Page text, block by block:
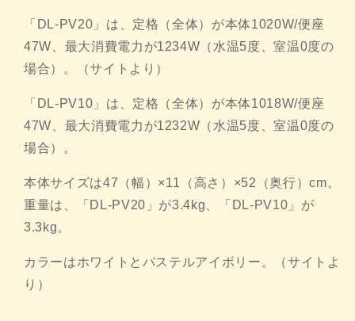
「DL-PV20」は、定格（全体）が本体1020W/便座
47W、最大消費電力が1234W（水温5度、室温0度の
場合）。（サイトより）
「DL-PV10」は、定格（全体）が本体1018W/便座
47W、最大消費電力が1232W（水温5度、室温0度の
場合）。
本体サイズは47（幅）×11（高さ）×52（奥行）cm。
重量は、「DL-PV20」が3.4kg、「DL-PV10」 が
3.3kg。
カラーはホワイトとパステルアイボリー。（サイトよ
り）